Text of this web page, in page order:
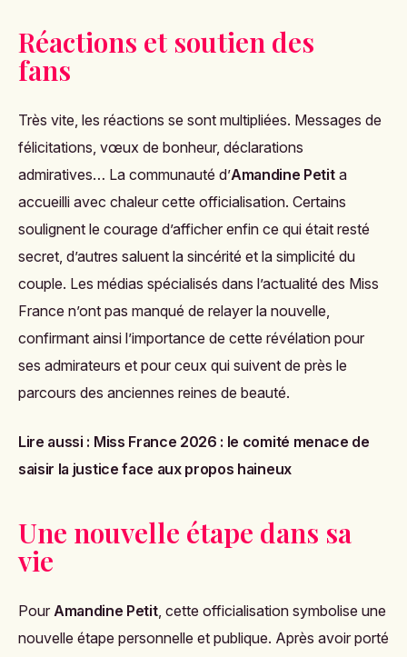
Réactions et soutien des
fans
Très vite, les réactions se sont multipliées. Messages de
félicitations, vœux de bonheur, déclarations
admiratives… La communauté d’Amandine Petita
accueilli avec chaleur cette officialisation. Certains
soulignent le courage d’afficher enfin ce qui était resté
secret, d’autres saluent la sincérité et la simplicité du
couple. Les médias spécialisés dans l’actualité des Miss
France n’ont pas manqué de relayer la nouvelle,
confirmant ainsi l’importance de cette révélation pour
ses admirateurs et pour ceux qui suivent de près le
parcours des anciennes reines de beauté.
Lire aussi : Miss France 2026 : le comité menace de
saisir la justice face aux propos haineux
Une nouvelle étape dans sa
vie
Pour Amandine Petit, cette officialisation symbolise une
nouvelle étape personnelle et publique. Après avoir porté